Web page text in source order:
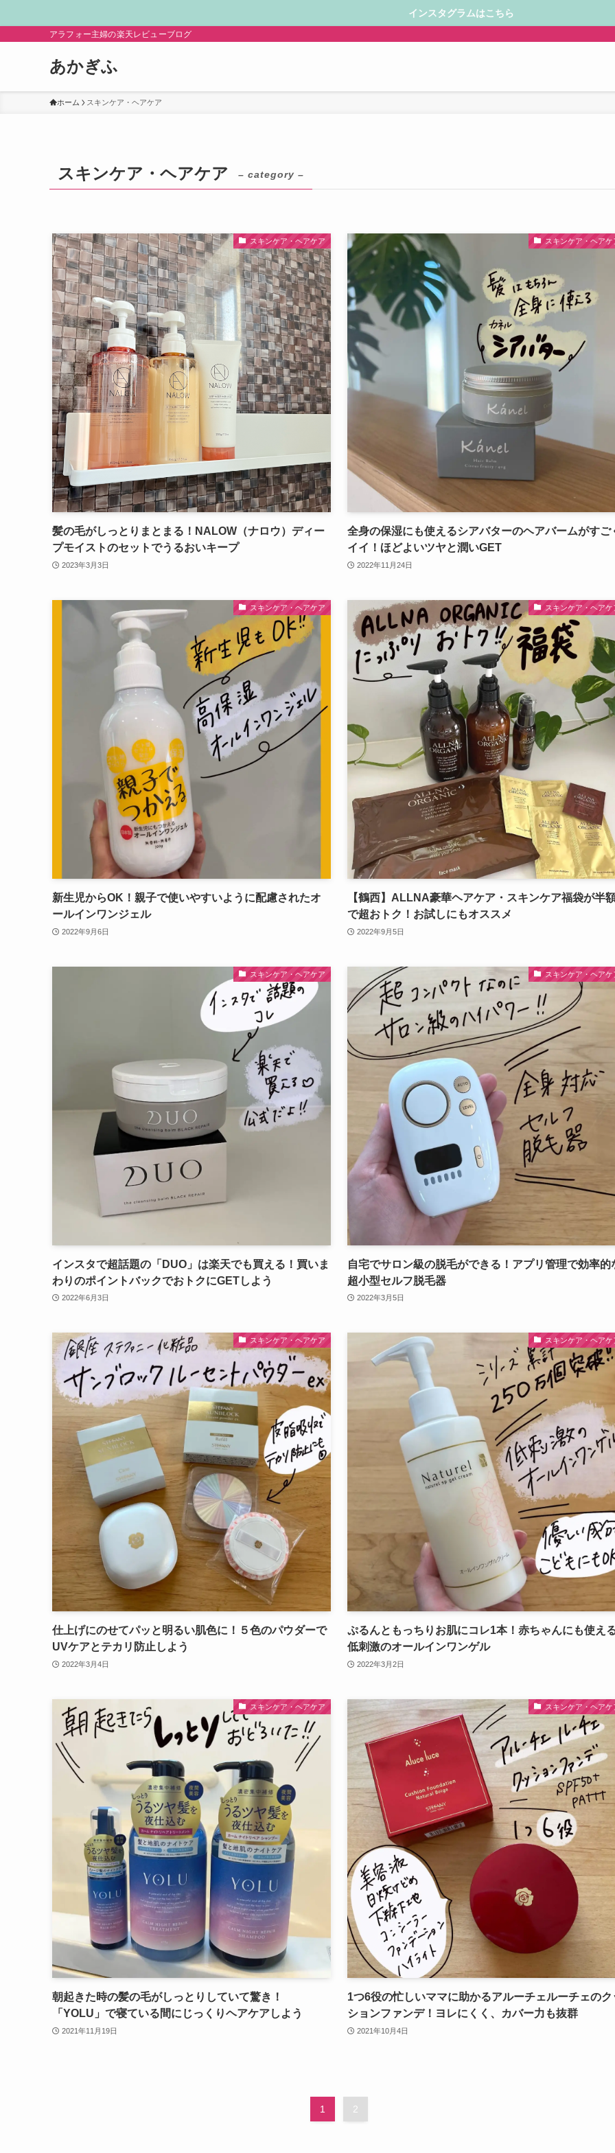
インスタグラムはこちら
アラフォー主婦の楽天レビューブログ
あかぎふ
ホーム スキンケア・ヘアケア
スキンケア・ヘアケア – category –
スキンケア・ヘアケア
髪の毛がしっとりまとまる！NALOW（ナロウ）ディー
プモイストのセットでうるおいキープ
2023年3月3日
スキンケア・ヘアケ
全身の保湿にも使えるシアバターのヘアバームがすご
イイ！ほどよいツヤと潤いGET
2022年11月24日
スキンケア・ヘアケア
新生児からOK！親子で使いやすいように配慮されたオ
ールインワンジェル
2022年9月6日
スキンケア・ヘアケ
【鶴西】ALLNA豪華ヘアケア・スキンケア福袋が半
で超おトク！お試しにもオススメ
2022年9月5日
スキンケア・ヘアケア
インスタで超話題の「DUO」は楽天でも買える！買いま
わりのポイントバックでおトクにGETしよう
2022年6月3日
スキンケア・ヘアケ
自宅でサロン級の脱毛ができる！アプリ管理で効率的
超小型セルフ脱毛器
2022年3月5日
スキンケア・ヘアケア
仕上げにのせてパッと明るい肌色に！５色のパウダーで
UVケアとテカリ防止しよう
2022年3月4日
スキンケア・ヘアケ
ぷるんともっちりお肌にコレ1本！赤ちゃんにも使え
低刺激のオールインワンゲル
2022年3月2日
スキンケア・ヘアケア
朝起きた時の髪の毛がしっとりしていて驚き！
「YOLU」で寝ている間にじっくりヘアケアしよう
2021年11月19日
スキンケア・ヘアケ
1つ6役の忙しいママに助かるアルーチェルーチェのク
ションファンデ！ヨレにくく、カバー力も抜群
2021年10月4日
1 2